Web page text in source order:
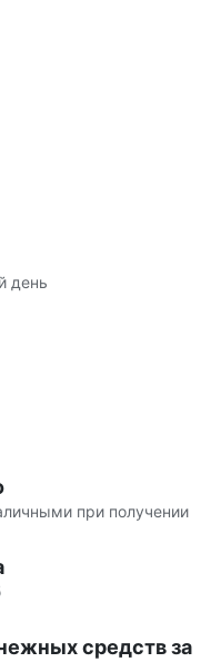
день
при получении
средств за